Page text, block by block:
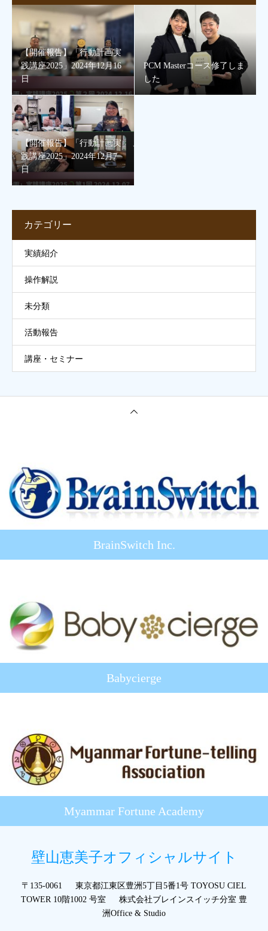
【開催報告】「行動計画実
践講座2025」2024年12月16
日
PCM Masterコース修了しま
した
【開催報告】「行動計画実
践講座2025」2024年12月7
日
カテゴリー
実績紹介
操作解説
未分類
活動報告
講座・セミナー
BrainSwitch Inc.
Babycierge
Myammar Fortune Academy
壁山恵美子オフィシャルサイト
〒135-0061 東京都江東区豊洲5丁目5番1号 TOYOSU CIEL
TOWER 10階1002 号室 株式会社ブレインスイッチ分室 豊
洲Office & Studio